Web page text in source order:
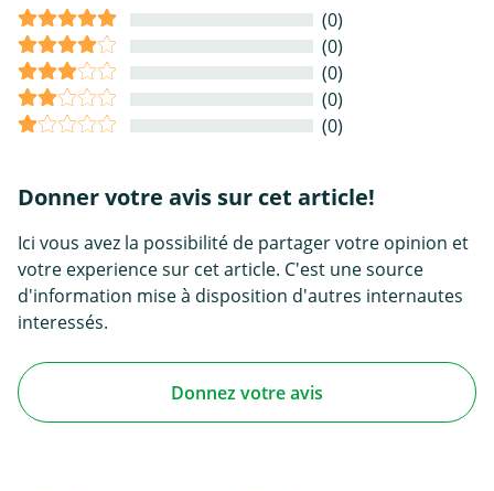
(0)
(0)
(0)
(0)
(0)
Donner votre avis sur cet article!
Ici vous avez la possibilité de partager votre opinion et
votre experience sur cet article. C'est une source
d'information mise à disposition d'autres internautes
interessés.
Donnez votre avis